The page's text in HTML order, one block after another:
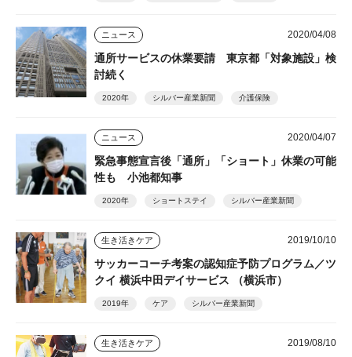
ニュース 2020/04/08
通所サービスの休業要請 東京都「対象施設」検
討続く
2020年 シルバー産業新聞 介護保険
ニュース 2020/04/07
緊急事態宣言後「通所」「ショート」休業の可能
性も 小池都知事
2020年 ショートステイ シルバー産業新聞
生き活きケア 2019/10/10
サッカーコーチ考案の認知症予防プログラム／ツ
クイ 横浜中田デイサービス （横浜市）
2019年 ケア シルバー産業新聞
生き活きケア 2019/08/10